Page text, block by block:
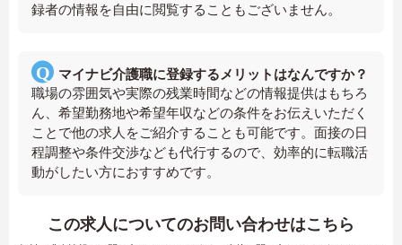
録者の情報を自由に閲覧することもございません。
マイナビ介護職に登録するメリットはなんですか？
職場の雰囲気や実際の残業時間などの情報提供はもちろ
ん、希望勤務地や希望年収などの条件をお伝えいただく
ことで他の求人をご紹介することも可能です。面接の日
程調整や条件交渉なども代行するので、効率的に転職活
動がしたい方におすすめです。
この求人についてのお問い合わせはこちら